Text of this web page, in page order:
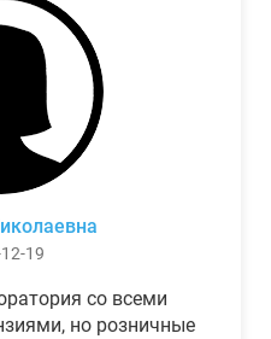
19
со всеми
но розничные